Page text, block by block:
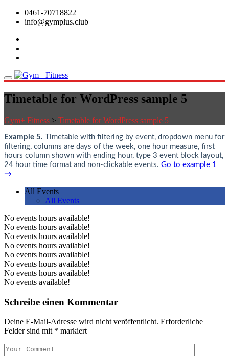
0461-70718822
info@gymplus.club
Timetable for WordPress sample 5
Gym+ Fitness > Timetable for WordPress sample 5
Example 5. Timetable with filtering by event, dropdown menu for
filtering, columns are days of the week, one hour measure, first
hours column shown with ending hour, type 3 event block layout,
24 hour time format and non-clickable events. Go to example 1
→
All Events
All Events
No events hours available!
No events hours available!
No events hours available!
No events hours available!
No events hours available!
No events hours available!
No events hours available!
No events available!
Schreibe einen Kommentar
Deine E-Mail-Adresse wird nicht veröffentlicht. Erforderliche
Felder sind mit * markiert